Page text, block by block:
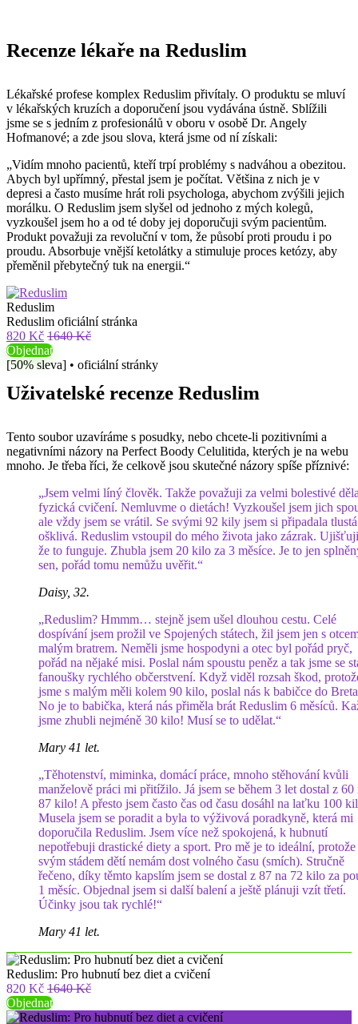
Recenze lékaře na Reduslim
Lékařské profese komplex Reduslim přivítaly. O produktu se mluví
v lékařských kruzích a doporučení jsou vydávána ústně. Sblížili
jsme se s jedním z profesionálů v oboru v osobě Dr. Angely
Hofmanové; a zde jsou slova, která jsme od ní získali:
„Vidím mnoho pacientů, kteří trpí problémy s nadváhou a obezitou.
Abych byl upřímný, přestal jsem je počítat. Většina z nich je v
depresi a často musíme hrát roli psychologa, abychom zvýšili jejich
morálku. O Reduslim jsem slyšel od jednoho z mých kolegů,
vyzkoušel jsem ho a od té doby jej doporučuji svým pacientům.
Produkt považuji za revoluční v tom, že působí proti proudu i po
proudu. Absorbuje vnější ketolátky a stimuluje proces ketózy, aby
přeměnil přebytečný tuk na energii.“
Reduslim
Reduslim oficiální stránka
820 Kč 1640 Kč
Objednat
[50% sleva] • oficiální stránky
Uživatelské recenze Reduslim
Tento soubor uzavíráme s posudky, nebo chcete-li pozitivními a
negativními názory na Perfect Boody Celulitida, kterých je na webu
mnoho. Je třeba říci, že celkově jsou skutečné názory spíše příznivé:
„Jsem velmi líný člověk. Takže považuji za velmi bolestivé
fyzická cvičení. Nemluvme o dietách! Vyzkoušel jsem jich
ale vždy jsem se vrátil. Se svými 92 kily jsem si připadala
ošklivá. Reduslim vstoupil do mého života jako zázrak.
že to funguje. Zhubla jsem 20 kilo za 3 měsíce. Je to jen
sen, pořád tomu nemůžu uvěřit.“
Daisy, 32.
„Reduslim? Hmmm… stejně jsem ušel dlouhou cestu. Celé
dospívání jsem prožil ve Spojených státech, žil jsem jen s
malým bratrem. Neměli jsme hospodyni a otec byl pořád pryč,
pořád na nějaké misi. Poslal nám spoustu peněz a tak jsme se
fanoušky rychlého občerstvení. Když viděl rozsah škod,
jsme s malým měli kolem 90 kilo, poslal nás k babičce do
No je to babička, která nás přiměla brát Reduslim 6 měsíců.
jsme zhubli nejméně 30 kilo! Musí se to udělat.“
Mary 41 let.
„Těhotenství, miminka, domácí práce, mnoho stěhování kvůli
manželově práci mi přitížilo. Já jsem se během 3 let dostal z 60
87 kilo! A přesto jsem často čas od času dosáhl na laťku 100
Musela jsem se poradit a byla to výživová poradkyně, která mi
doporučila Reduslim. Jsem více než spokojená, k hubnutí
nepotřebuji drastické diety a sport. Pro mě je to ideální, protože
svým stádem dětí nemám dost volného času (smích). Stručně
řečeno, díky těmto kapslím jsem se dostal z 87 na 72 kilo za
1 měsíc. Objednal jsem si další balení a ještě plánuji vzít třetí.
Účinky jsou tak rychlé!“
Mary 41 let.
Reduslim: Pro hubnutí bez diet a cvičení
820 Kč 1640 Kč
Objednat